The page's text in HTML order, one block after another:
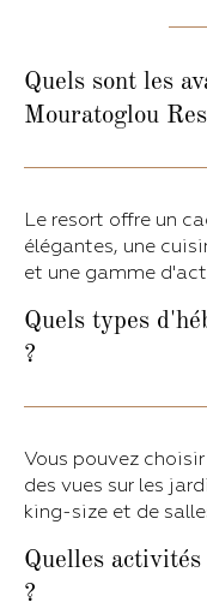
Quels sont les
Mouratoglou
Le resort offre un
élégantes, une
et une gamme
Quels types
?
Vous pouvez
des vues sur les
king-size et de
Quelles
?